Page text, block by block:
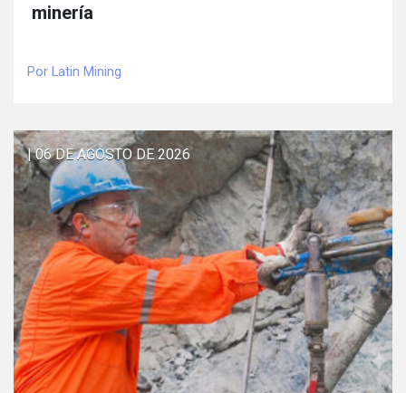
minería
Por Latin Mining
| 06 DE AGOSTO DE 2026